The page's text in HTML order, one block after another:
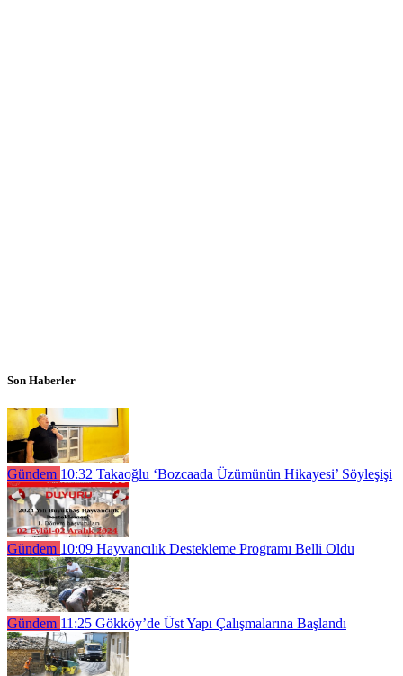
Son Haberler
Gündem 10:32 Takaoğlu ‘Bozcaada Üzümünün Hikayesi’ Söyleşişi
Gündem 10:09 Hayvancılık Destekleme Programı Belli Oldu
Gündem 11:25 Gökköy’de Üst Yapı Çalışmalarına Başlandı